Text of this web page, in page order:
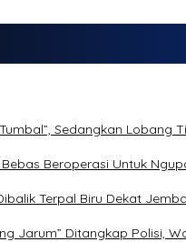
Sedangkan
Beroperasi Untuk
Terpal Biru Dekat
Jarum” Ditangkap Polisi,